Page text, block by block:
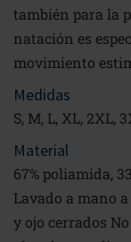
también para la
natación es
movimiento
Medidas
S, M, L, XL, 2XL,
Material
67% poliamida,
Lavado a mano
y ojo cerrados